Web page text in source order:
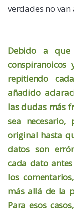
verdades no van
Debido a que
repitiendo
añadido
las dudas más
sea
original hasta
datos son
cada dato
los
más allá de la
Para esos